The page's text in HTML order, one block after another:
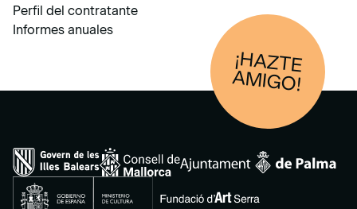
Perfil del contratante
Informes anuales
¡HAZTE
AM
IGO!